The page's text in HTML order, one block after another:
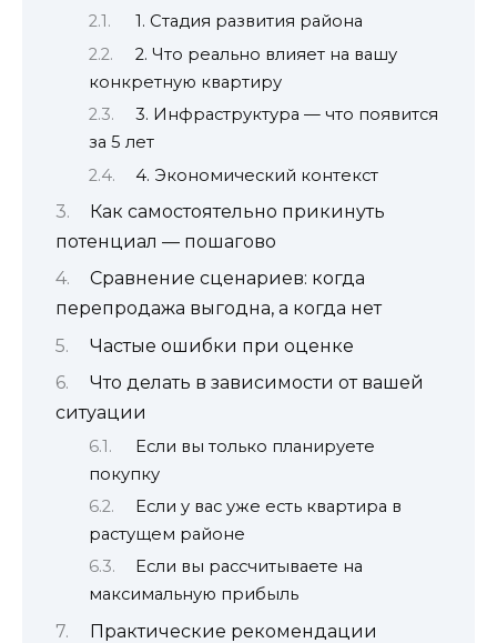
1. Стадия развития района
2. Что реально влияет на вашу
конкретную квартиру
3. Инфраструктура — что появится
за 5 лет
4. Экономический контекст
Как самостоятельно прикинуть
потенциал — пошагово
Сравнение сценариев: когда
перепродажа выгодна, а когда нет
Частые ошибки при оценке
Что делать в зависимости от вашей
ситуации
Если вы только планируете
покупку
Если у вас уже есть квартира в
растущем районе
Если вы рассчитываете на
максимальную прибыль
Практические рекомендации